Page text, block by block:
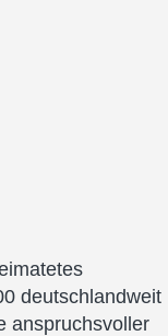
deutschlandweit
anspruchsvoller